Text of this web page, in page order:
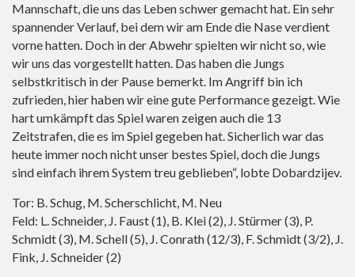
Mannschaft, die uns das Leben schwer gemacht hat. Ein sehr
spannender Verlauf, bei dem wir am Ende die Nase verdient
vorne hatten. Doch in der Abwehr spielten wir nicht so, wie
wir uns das vorgestellt hatten. Das haben die Jungs
selbstkritisch in der Pause bemerkt. Im Angriff bin ich
zufrieden, hier haben wir eine gute Performance gezeigt. Wie
hart umkämpft das Spiel waren zeigen auch die 13
Zeitstrafen, die es im Spiel gegeben hat. Sicherlich war das
heute immer noch nicht unser bestes Spiel, doch die Jungs
sind einfach ihrem System treu geblieben“, lobte Dobardzijev.
Tor: B. Schug, M. Scherschlicht, M. Neu
Feld: L. Schneider, J. Faust (1), B. Klei (2), J. Stürmer (3), P.
Schmidt (3), M. Schell (5), J. Conrath (12/3), F. Schmidt (3/2), J.
Fink, J. Schneider (2)